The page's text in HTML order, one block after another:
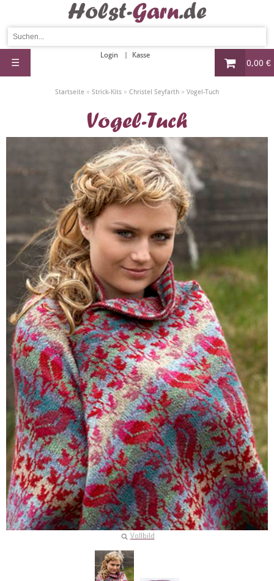
0,00 €
Login Kasse
☰
Startseite » Strick-Kits » Christel Seyfarth » Vogel-Tuch
Vogel-Tuch
Vollbild